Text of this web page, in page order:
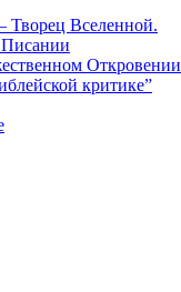
Вселенной.
Откровении
критике”